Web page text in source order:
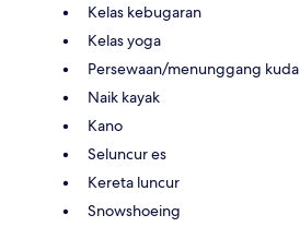
Kelas kebugaran
Kelas yoga
Persewaan/menunggang kuda
Naik kayak
Kano
Seluncur es
Kereta luncur
Snowshoeing